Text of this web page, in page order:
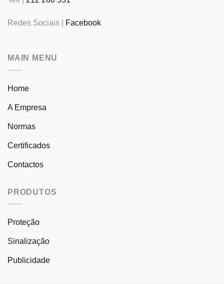
Redes Sociais | Facebook
MAIN MENU
Home
A Empresa
Normas
Certificados
Contactos
PRODUTOS
Proteção
Sinalização
Publicidade